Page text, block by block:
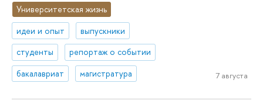
Университетская жизнь
идеи и опыт
выпускники
студенты
репортаж о событии
бакалавриат
магистратура 7 августа